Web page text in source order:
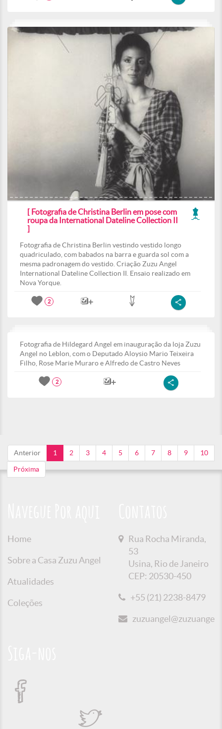
[ Fotografia de Christina Berlin em pose com
roupa da International Dateline Collection II
]
Fotografia de Christina Berlin vestindo vestido longo
quadriculado, com babados na barra e guarda sol com a
mesma padronagem do vestido. Criação Zuzu Angel
International Dateline Collection II. Ensaio realizado em
Nova Yorque.
2
Fotografia de Hildegard Angel em inauguração da loja Zuzu
Angel no Leblon, com o Deputado Aloysio Mario Teixeira
Filho, Rose Marie Muraro e Alfredo de Castro Neves
2
Anterior 1 2 3 4 5 6 7 8 9 10
Próxima
Home
Sobre a Casa Zuzu Angel
Atualidades
Coleções
Rua Rocha Miranda,
53
Usina, Rio de Janeiro
CEP: 20530-450
+55 (21) 2238-8479